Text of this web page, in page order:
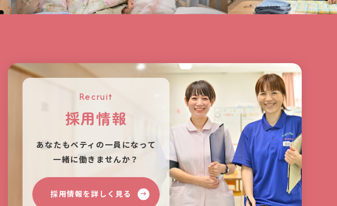
Recruit
採用情報
あなたもベティの⼀員になって
⼀緒に働きませんか？
採用情報を詳しく見る